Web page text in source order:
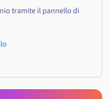
tramite il pannello di